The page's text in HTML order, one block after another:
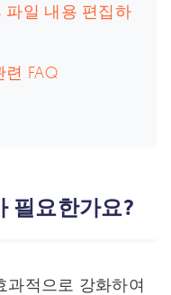
파일 내용 편집하
련 FAQ
필요한가요?
과적으로 강화하여